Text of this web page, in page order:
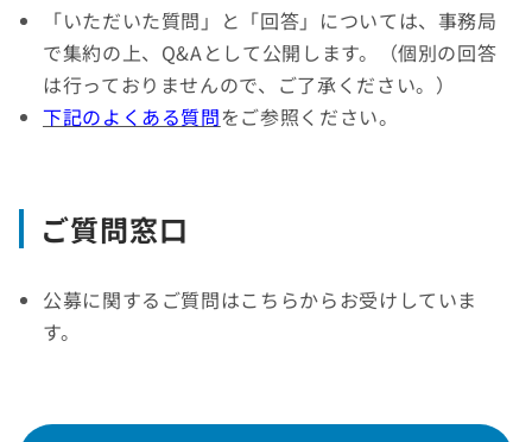
「いただいた質問」と「回答」については、事務局
で集約の上、Q&Aとして公開します。（個別の回答
は行っておりませんので、ご了承ください。）
下記のよくある質問をご参照ください。
ご質問窓口
公募に関するご質問はこちらからお受けしていま
す。